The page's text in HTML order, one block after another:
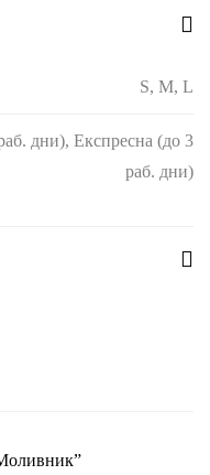
S, M, L
дни), Експресна (до 3
раб. дни)